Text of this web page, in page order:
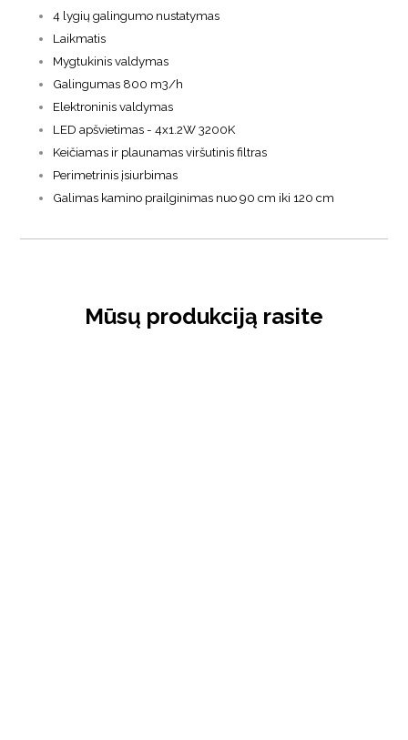
4 lygių galingumo nustatymas
Laikmatis
Mygtukinis valdymas
Galingumas 800 m3/h
Elektroninis valdymas
LED apšvietimas - 4x1.2W 3200K
Keičiamas ir plaunamas viršutinis filtras
Perimetrinis įsiurbimas
Galimas kamino prailginimas nuo 90 cm iki 120 cm
Mūsų produkciją rasite